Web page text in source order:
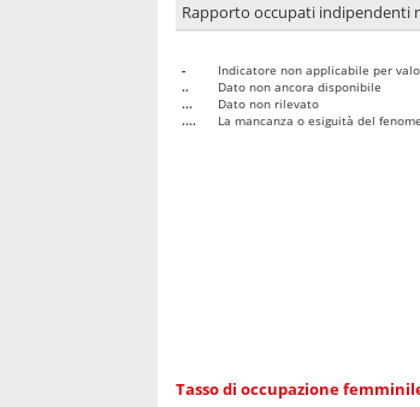
Rapporto occupati indipendenti
-
Indicatore non applicabile per
..
Dato non ancora disponibile
...
Dato non rilevato
....
La mancanza o esiguità del
Tasso di occupazione